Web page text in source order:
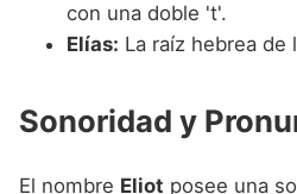
con una doble 't'.
Elías: La raíz hebrea de
Sonoridad y
El nombre Eliot posee una